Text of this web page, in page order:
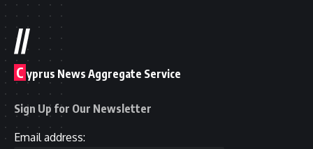
//
C yprus News Aggregate Service
Sign Up for Our Newsletter
Email address: